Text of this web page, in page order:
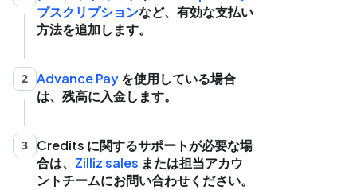
ブスクリプションなど、有効な支払い
方法を追加します。
2 Advance Payを使用している場合
は、残高に入金します。
3
Credits に関するサポートが必要な場
合は、 Zilliz sales または担当アカウ
ントチームにお問い合わせください。